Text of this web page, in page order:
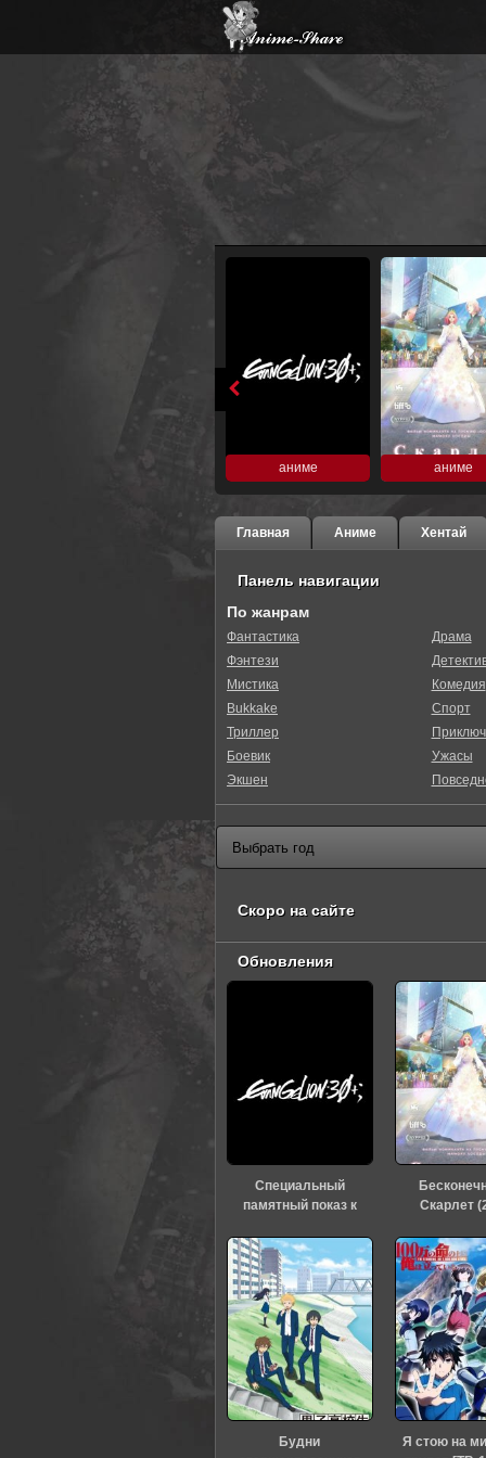
аниме аниме
Главная Аниме Хентай
Панель навигации
По жанрам
Фантастика
Фэнтези
Мистика
Bukkake
Триллер
Боевик
Экшен
Драма
Комедия
Спорт
Ужасы
Скоро на сайте
Обновления
Специальный
памятный показ к
«Евангелиона» (2026)
Скарлет
Будни
Я стою на